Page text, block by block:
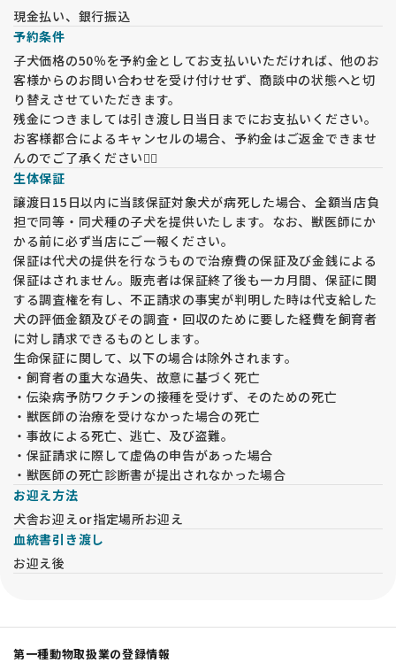
現金払い、銀行振込
予約条件
子犬価格の50％を予約金としてお支払いいただければ、他のお
客様からのお問い合わせを受け付けせず、商談中の状態へと切
り替えさせていただきます。
残金につきましては引き渡し日当日までにお支払いください。
お客様都合によるキャンセルの場合、予約金はご返金できませ
んのでご了承ください🙇‍♀️
生体保証
譲渡日15日以内に当該保証対象犬が病死した場合、全額当店負
担で同等・同犬種の子犬を提供いたします。なお、獣医師にか
かる前に必ず当店にご一報ください。
保証は代犬の提供を行なうもので治療費の保証及び金銭による
保証はされません。販売者は保証終了後も一カ月間、保証に関
する調査権を有し、不正請求の事実が判明した時は代支給した
犬の評価金額及びその調査・回収のために要した経費を飼育者
に対し請求できるものとします。
生命保証に関して、以下の場合は除外されます。
・飼育者の重大な過失、故意に基づく死亡
・伝染病予防ワクチンの接種を受けず、そのための死亡
・獣医師の治療を受けなかった場合の死亡
・事故による死亡、逃亡、及び盗難。
・保証請求に際して虚偽の申告があった場合
・獣医師の死亡診断書が提出されなかった場合
お迎え方法
犬舎お迎えor指定場所お迎え
血統書引き渡し
お迎え後
第一種動物取扱業の登録情報